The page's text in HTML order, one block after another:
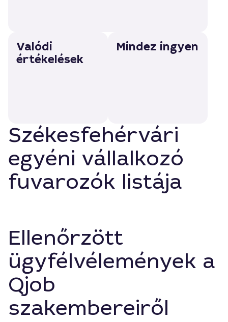
Valódi
értékelések
Mindez ingyen
Székesfehérvári
egyéni vállalkozó
fuvarozók listája
Ellenőrzött
ügyfélvélemények a
Qjob
szakembereiről